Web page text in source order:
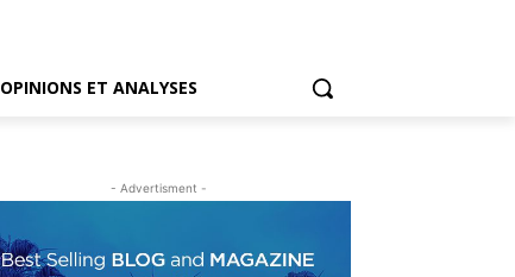
OPINIONS ET ANALYSES
- Advertisment -